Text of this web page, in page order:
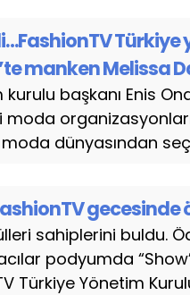
manken Melissa
başkanı Enis
moda
dünyasından
gecesinde
sahiplerini buldu.
podyumda
Türkiye Yönetim Kurulu